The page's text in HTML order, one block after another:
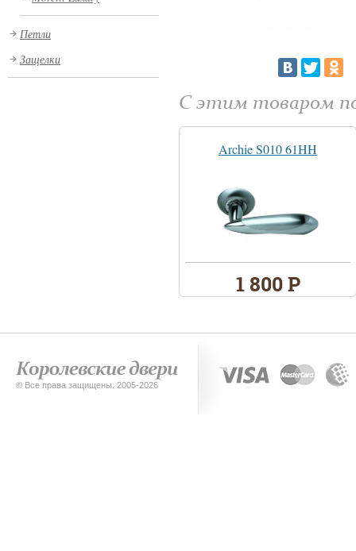
Петли
Защелки
С этим товаром
Archie S010 61HH
1 800 Р
© Все права защищены. 2005-2026